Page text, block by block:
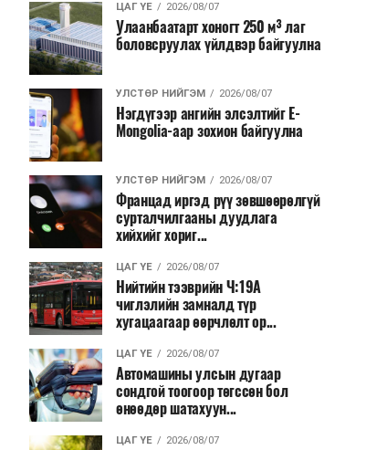
ЦАГ ҮЕ 2026/08/07
Улаанбаатарт хоногт 250 м³ лаг
боловсруулах үйлдвэр байгуулна
УЛСТӨР НИЙГЭМ 2026/08/07
Нэгдүгээр ангийн элсэлтийг E-
Mongolia-аар зохион байгуулна
УЛСТӨР НИЙГЭМ 2026/08/07
Францад иргэд рүү зөвшөөрөлгүй
сурталчилгааны дуудлага
хийхийг хориг...
ЦАГ ҮЕ 2026/08/07
Нийтийн тээврийн Ч:19А
чиглэлийн замналд түр
хугацаагаар өөрчлөлт ор...
ЦАГ ҮЕ 2026/08/07
Автомашины улсын дугаар
сондгой тоогоор төгссөн бол
өнөөдөр шатахуун...
ЦАГ ҮЕ 2026/08/07